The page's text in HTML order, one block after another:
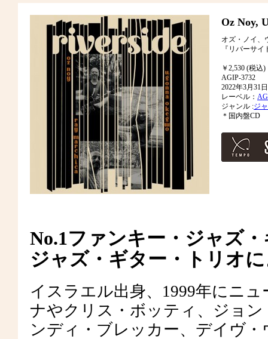
Oz Noy,
オズ・ノイ、
『リバーサイ
￥2,530 (税込)
AGIP-3732
2022年3月31
レーベル：
ジャンル :ジ
＊国内盤CD
No.1ファンキー・ジャズ
ジャズ・ギター・トリオ
イスラエル出身、1999年にニ
ナやクリス・ボッティ、ジョ
ンディ・ブレッカー、デイヴ